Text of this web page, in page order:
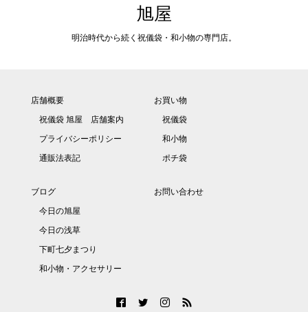
旭屋
明治時代から続く祝儀袋・和小物の専門店。
店舗概要
祝儀袋 旭屋 店舗案内
プライバシーポリシー
通販法表記
お買い物
祝儀袋
和小物
ポチ袋
ブログ
今日の旭屋
今日の浅草
下町七夕まつり
和小物・アクセサリー
お問い合わせ